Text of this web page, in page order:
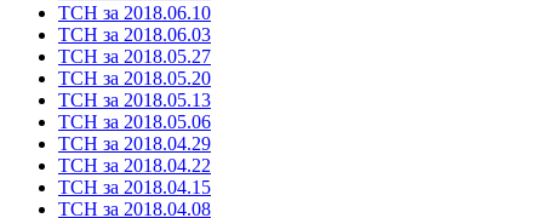
ТСН за 2018.06.10
ТСН за 2018.06.03
ТСН за 2018.05.27
ТСН за 2018.05.20
ТСН за 2018.05.13
ТСН за 2018.05.06
ТСН за 2018.04.29
ТСН за 2018.04.22
ТСН за 2018.04.15
ТСН за 2018.04.08